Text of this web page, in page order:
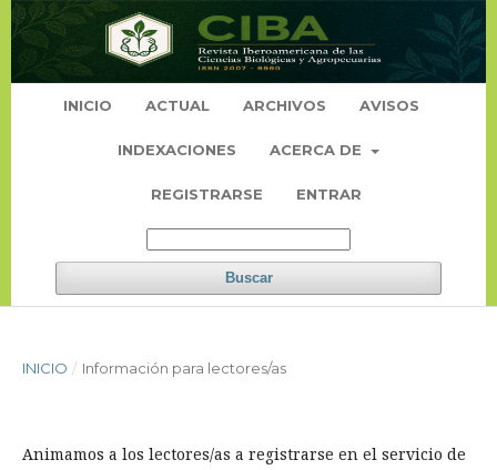
INICIO ACTUAL ARCHIVOS AVISOS
INDEXACIONES ACERCA DE
REGISTRARSE ENTRAR
Buscar
INICIO / Información para lectores/as
Animamos a los lectores/as a registrarse en el servicio de